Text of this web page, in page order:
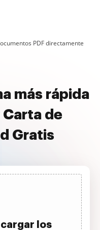
PDF directamente
más rápida
de
Gratis
cargar los